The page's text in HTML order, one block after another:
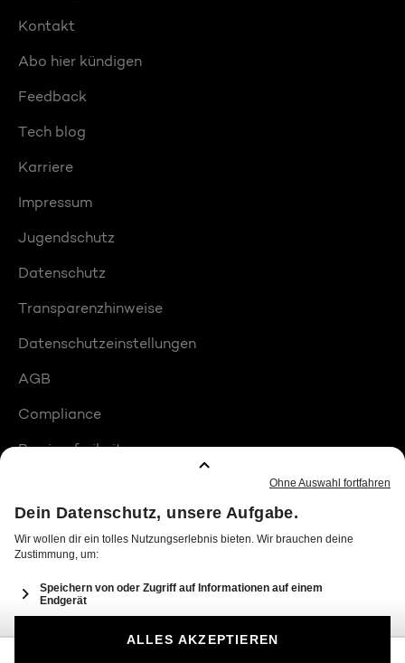
Kontakt
Abo hier kündigen
Feedback
Tech blog
Karriere
Impressum
Jugendschutz
Datenschutz
Transparenzhinweise
Datenschutzeinstellungen
AGB
Compliance
Barrierefreiheit